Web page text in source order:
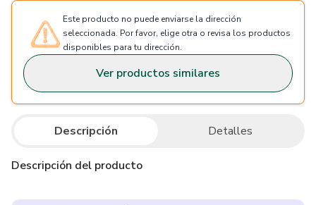
Este producto no puede enviarse la dirección
seleccionada. Por favor, elige otra o revisa los productos
disponibles para tu dirección.
Ver productos similares
Descripción Detalles
Descripción del producto